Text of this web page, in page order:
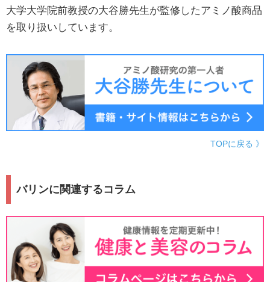
大学大学院前教授の大谷勝先生が監修したアミノ酸商品
を取り扱いしています。
TOPに戻る 》
バリンに関連するコラム